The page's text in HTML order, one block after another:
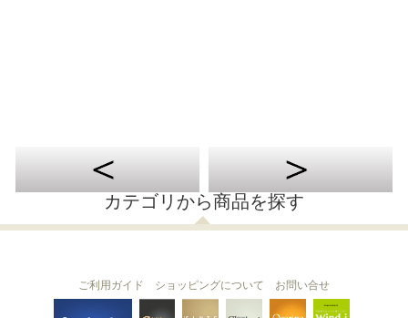
カテゴリから商品を探す
ご利用ガイド ショッピングについて お問い合せ